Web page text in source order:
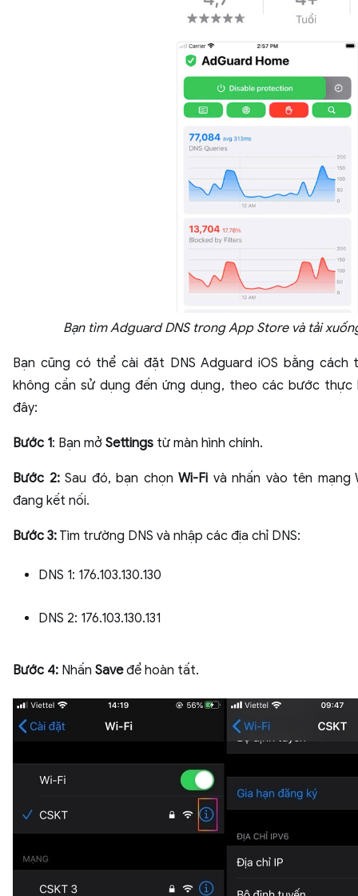
Bạn tìm Adguard DNS trong App Store và tải
Bạn cũng có thể cài đặt DNS Adguard iOS bằng cách
không cần sử dụng đến ứng dụng, theo các bước thực
đây:
Bước 1: Bạn mở Settings từ màn hình chính.
Bước 2:Sau đó, bạn chọnWi-Fi và nhấn vào tên mạng
đang kết nối.
Bước 3: Tìm trường DNS và nhập các địa chỉ DNS:
DNS 1: 176.103.130.130
DNS 2: 176.103.130.131
Bước 4: Nhấn Saveđể hoàn tất.